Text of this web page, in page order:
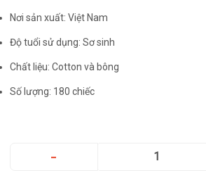
Nơi sản xuất: Việt Nam
Độ tuổi sử dụng: Sơ sinh
Chất liệu: Cotton và bông
Số lượng: 180 chiếc